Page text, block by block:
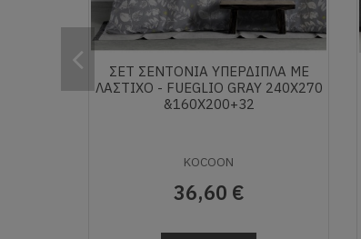
ΣΕΤ ΣΕΝΤΌΝΙΑ ΥΠΈΡΔΙΠΛΑ ΜΕ
ΛΆΣΤΙΧΟ - FUEGLIO GRAY 240Χ270
&160Χ200+32
KOCOON
36,60 €